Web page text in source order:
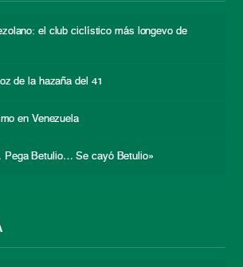
el club ciclístico más longevo de
de la hazaña del 41
en Venezuela
Pega Betulio… Se cayó Betulio»